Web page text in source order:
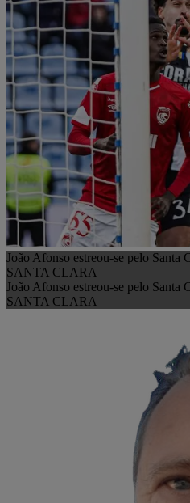
João Afonso estreou-se pelo Santa
SANTA CLARA
João Afonso estreou-se pelo Santa
SANTA CLARA